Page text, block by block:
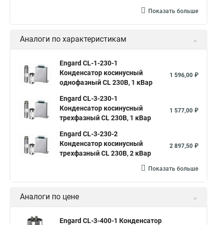
Показать больше
Аналоги по характеристикам
Engard CL-1-230-1
Конденсатор косинусный
однофазный CL 230В, 1 кВар
1 596,00 ₽
Engard CL-3-230-1
Конденсатор косинусный
трехфазный CL 230В, 1 кВар
1 577,00 ₽
Engard CL-3-230-2
Конденсатор косинусный
трехфазный CL 230В, 2 кВар
2 897,50 ₽
Показать больше
Аналоги по цене
Engard CL-3-400-1 Конденсатор